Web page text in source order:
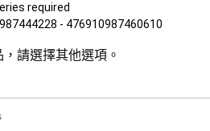
required
- 476910987460610
請選擇其他選項。